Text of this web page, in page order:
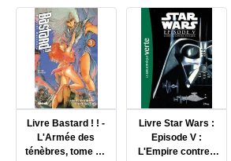
Livre Bastard ! ! -
L'Armée des
ténèbres, tome 1 :
Livre Star Wars :
Episode V :
L'Empire contre -